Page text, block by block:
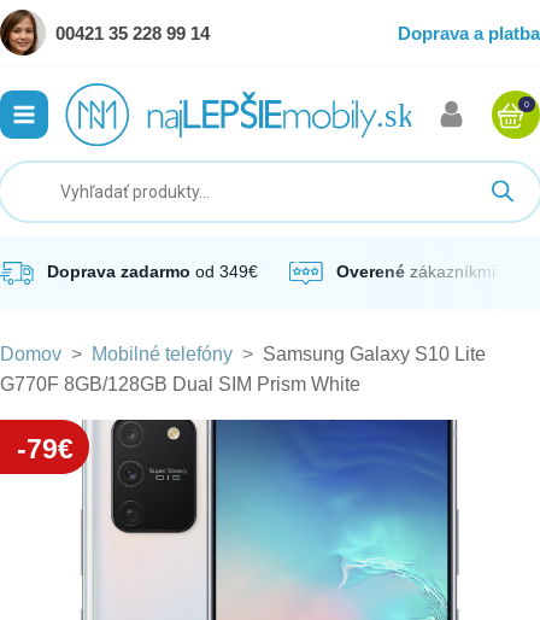
00421 35 228 99 14 Doprava a platba
0
Doprava zadarmo od 349€ Overené zákazníkmi
Domov > Mobilné telefóny > Samsung Galaxy S10 Lite
G770F 8GB/128GB Dual SIM Prism White
-79€